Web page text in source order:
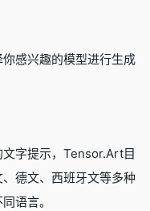
感兴趣的模型进行生成
字提示，Tensor.Art目
德文、西班牙文等多种
语言。